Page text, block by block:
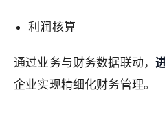
利润核算
通过业务与财务数据联动，
企业实现精细化财务管理。